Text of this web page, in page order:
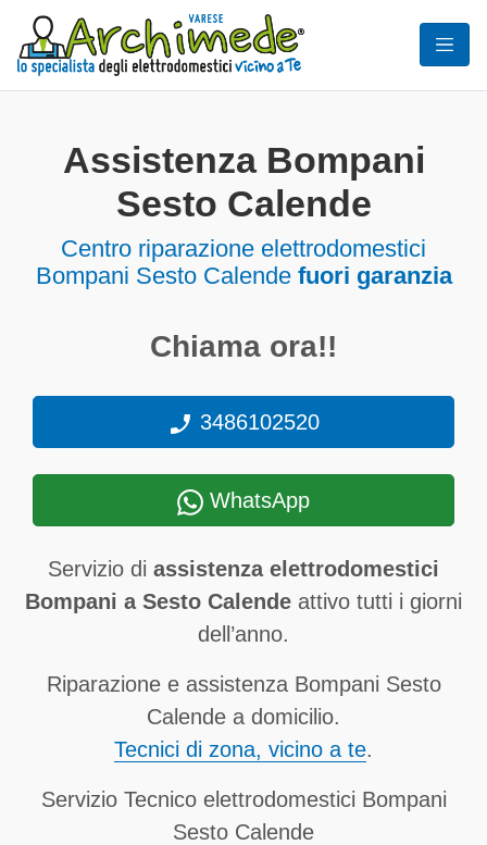
Assistenza Bompani
Sesto Calende
Centro riparazione elettrodomestici
Bompani Sesto Calende fuori garanzia
Chiama ora!!
3486102520
WhatsApp
Servizio di assistenza elettrodomestici
Bompani a Sesto Calende attivo tutti i giorni
dell’anno.
Riparazione e assistenza Bompani Sesto
Calende a domicilio.
Tecnici di zona, vicino a te.
Servizio Tecnico elettrodomestici Bompani
Sesto Calende